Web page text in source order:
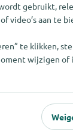
waar
gebruikt,
video’s aan te
te klikken,
wijzigen of